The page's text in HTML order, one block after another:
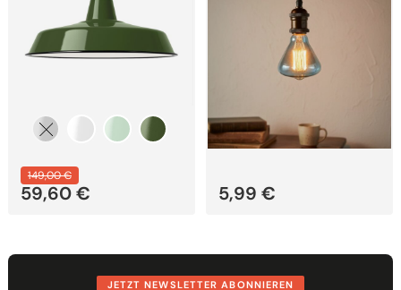
149,00€
59,60€
Produktseite
gewählt
werden
5,99 €
JETZT NEWSLETTER ABONNIEREN